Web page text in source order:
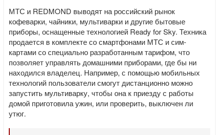
МТС и REDMOND выводят на российский рынок
кофеварки, чайники, мультиварки и другие бытовые
приборы, оснащенные технологией Ready for Sky. Техника
продается в комплекте со смартфонами МТС и сим-
картами со специально разработанным тарифом, что
позволяет управлять домашними приборами, где бы ни
находился владелец. Например, с помощью мобильных
технологий пользователи смогут дистанционно можно
запустить мультиварку, чтобы она к приезду с работы
домой приготовила ужин, или проверить, выключен ли
утюг.